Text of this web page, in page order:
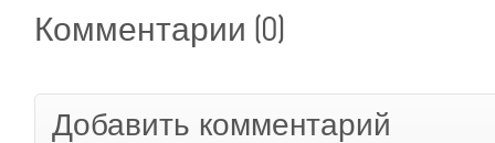
Комментарии (0)
Добавить комментарий